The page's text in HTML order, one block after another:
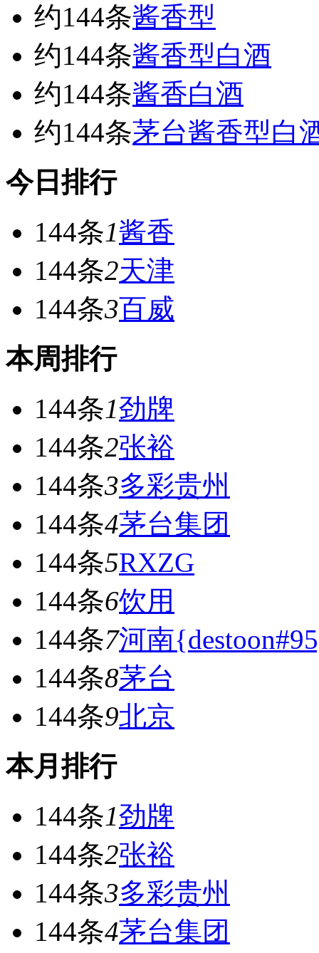
约144条酱香型
约144条酱香型白酒
约144条酱香白酒
约144条茅台酱香型白
今日排行
144条1酱香
144条2天津
144条3百威
本周排行
144条1劲牌
144条2张裕
144条3多彩贵州
144条4茅台集团
144条5RXZG
144条6饮用
144条7河南
144条8茅台
144条9北京
本月排行
144条1劲牌
144条2张裕
144条3多彩贵州
144条4茅台集团